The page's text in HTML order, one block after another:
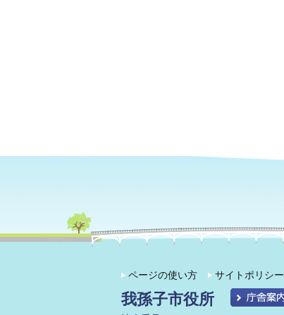
ページの使い方 サイトポリシー
我孫子市役所